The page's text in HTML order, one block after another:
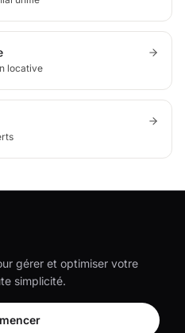
locative
gérer et optimiser votre
simplicité.